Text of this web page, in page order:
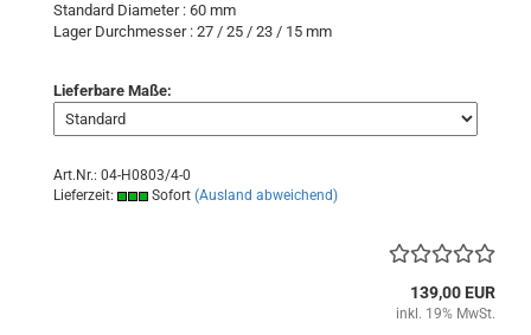
Standard Diameter : 60 mm
Lager Durchmesser : 27 / 25 / 23 / 15 mm
Lieferbare Maße:
Art.Nr.: 04-H0803/4-0
Lieferzeit:
Sofort (Ausland abweichend)
139,00 EUR
inkl. 19% MwSt.